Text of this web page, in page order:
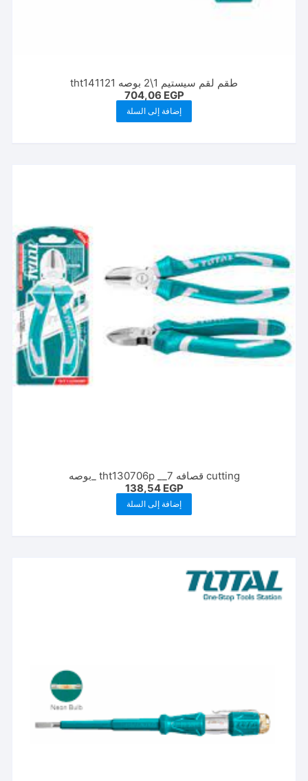
طقم لقم سيستيم 1\2 بوصه tht141121
704,06 EGP
إضافة إلى السلة
cutting قصافه tht130706p __7 _بوصه
138,54 EGP
إضافة إلى السلة